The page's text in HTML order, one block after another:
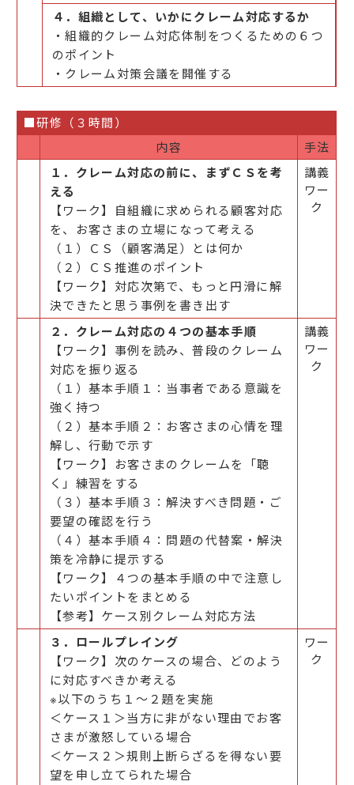
４．組織として、いかにクレーム対応するか
・組織的クレーム対応体制をつくるための６つ
のポイント
・クレーム対策会議を開催する
■研修（３時間）
内容
手法
１．クレーム対応の前に、まずＣＳを考
える
【ワーク】自組織に求められる顧客対応
を、お客さまの立場になって考える
（１）ＣＳ（顧客満足）とは何か
（２）ＣＳ推進のポイント
【ワーク】対応次第で、もっと円滑に解
決できたと思う事例を書き出す
講義
ワー
ク
２．クレーム対応の４つの基本手順
【ワーク】事例を読み、普段のクレーム
対応を振り返る
（１）基本手順１：当事者である意識を
強く持つ
（２）基本手順２：お客さまの心情を理
解し、行動で示す
【ワーク】お客さまのクレームを「聴
く」練習をする
（３）基本手順３：解決すべき問題・ご
要望の確認を行う
（４）基本手順４：問題の代替案・解決
策を冷静に提示する
【ワーク】４つの基本手順の中で注意し
たいポイントをまとめる
【参考】ケース別クレーム対応方法
講義
ワー
ク
３．ロールプレイング
【ワーク】次のケースの場合、どのよう
に対応すべきか考える
※以下のうち１～２題を実施
＜ケース１＞当方に非がない理由でお客
さまが激怒している場合
＜ケース２＞規則上断らざるを得ない要
望を申し立てられた場合
ワー
ク